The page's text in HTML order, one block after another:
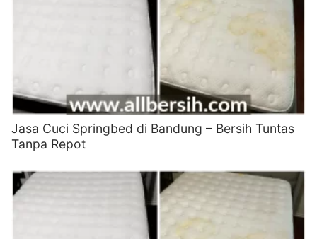
Jasa Cuci Springbed di Bandung – Bersih Tuntas
Tanpa Repot